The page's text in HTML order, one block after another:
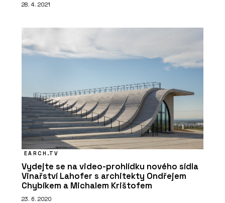
28. 4. 2021
EARCH.TV
Vydejte se na video-prohlídku nového sídla
Vinařství Lahofer s architekty Ondřejem
Chybíkem a Michalem Krištofem
23. 6. 2020